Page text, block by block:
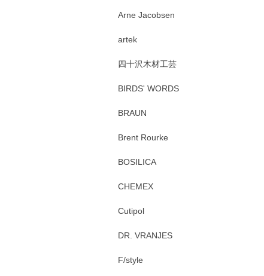
Arne Jacobsen
artek
四十沢木材工芸
BIRDS' WORDS
BRAUN
Brent Rourke
BOSILICA
CHEMEX
Cutipol
DR. VRANJES
F/style